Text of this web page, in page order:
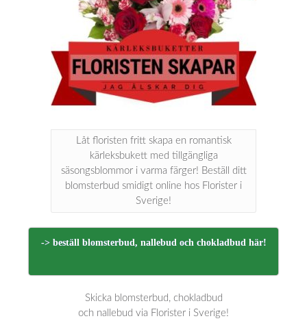
Låt floristen fritt skapa en romantisk
kärleksbukett med tillgängliga
säsongsblommor i varma färger! Beställ ditt
blomsterbud smidigt online hos Florister i
Sverige!
-> beställ blomsterbud, nallebud och chokladbud här!
Skicka blomsterbud, chokladbud
och nallebud via Florister i Sverige!